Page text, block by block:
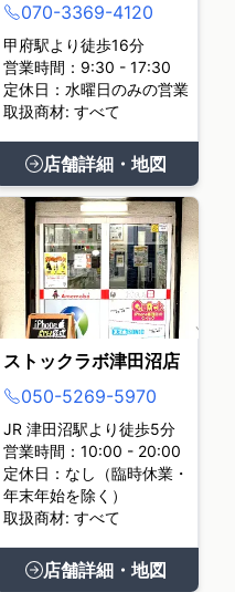
070-3369-4120
甲府駅より徒歩16分
営業時間：9:30 - 17:30
定休日：水曜日のみの営業
取扱商材: すべて
店舗詳細・地図
ストックラボ津田沼店
050-5269-5970
JR 津田沼駅より徒歩5分
営業時間：10:00 - 20:00
定休日：なし（臨時休業・
年末年始を除く）
取扱商材: すべて
店舗詳細・地図